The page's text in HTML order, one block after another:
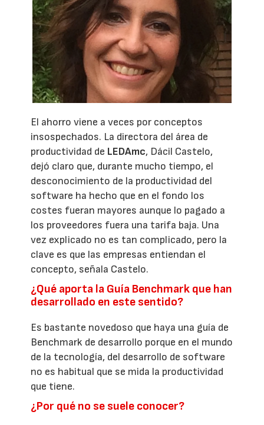
El ahorro viene a veces por conceptos
insospechados. La directora del área de
productividad de LEDAmc, Dácil Castelo,
dejó claro que, durante mucho tiempo, el
desconocimiento de la productividad del
software ha hecho que en el fondo los
costes fueran mayores aunque lo pagado a
los proveedores fuera una tarifa baja. Una
vez explicado no es tan complicado, pero la
clave es que las empresas entiendan el
concepto, señala Castelo.
¿Qué aporta la Guía Benchmark que han
desarrollado en este sentido?
Es bastante novedoso que haya una guía de
Benchmark de desarrollo porque en el mundo
de la tecnología, del desarrollo de software
no es habitual que se mida la productividad
que tiene.
¿Por qué no se suele conocer?